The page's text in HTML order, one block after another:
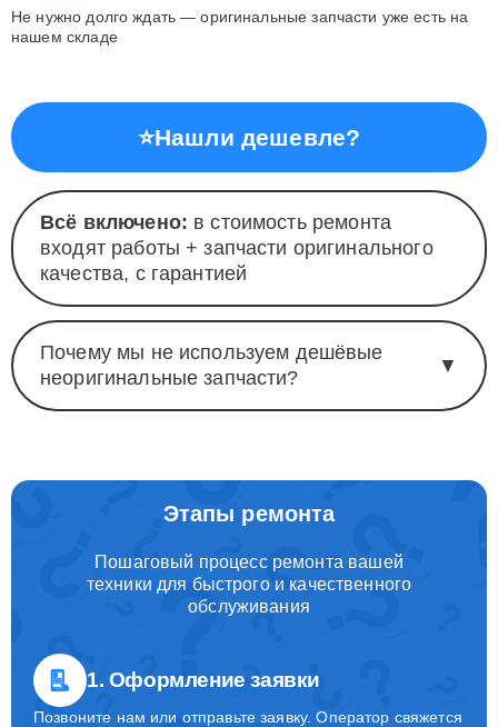
Не нужно долго ждать — оригинальные запчасти уже есть на
нашем складе
⭐Нашли дешевле?
Всё включено: в стоимость ремонта
входят работы + запчасти оригинального
качества, с гарантией
Почему мы не используем дешёвые
неоригинальные запчасти?
▼
Этапы ремонта
Пошаговый процесс ремонта вашей
техники для быстрого и качественного
обслуживания
1. Оформление заявки
Позвоните нам или отправьте заявку. Оператор свяжется